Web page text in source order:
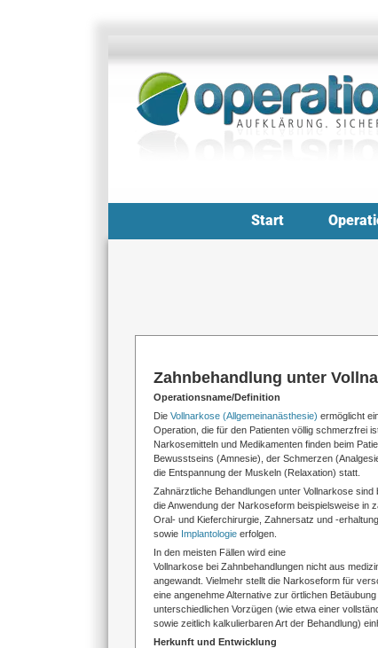
Start
Zahnbehandlung unter
Operationsname/Definition
Die Vollnarkose (Allgemeinanästhesie) ermöglicht
Operation, die für den Patienten völlig schmerzfrei
Narkosemitteln und Medikamenten finden beim
Bewusstseins (Amnesie), der Schmerzen
die Entspannung der Muskeln (Relaxation) statt.
Zahnärztliche Behandlungen unter Vollnarkose
die Anwendung der Narkoseform beispielsweise in
Oral- und Kieferchirurgie, Zahnersatz und -
sowie Implantologieerfolgen.
In den meisten Fällen wird eine
Vollnarkose bei Zahnbehandlungen nicht aus
angewandt. Vielmehr stellt die Narkoseform für
eine angenehme Alternative zur örtlichen
unterschiedlichen Vorzügen (wie etwa einer
sowie zeitlich kalkulierbaren Art der Behandlung)
Herkunft und Entwicklung